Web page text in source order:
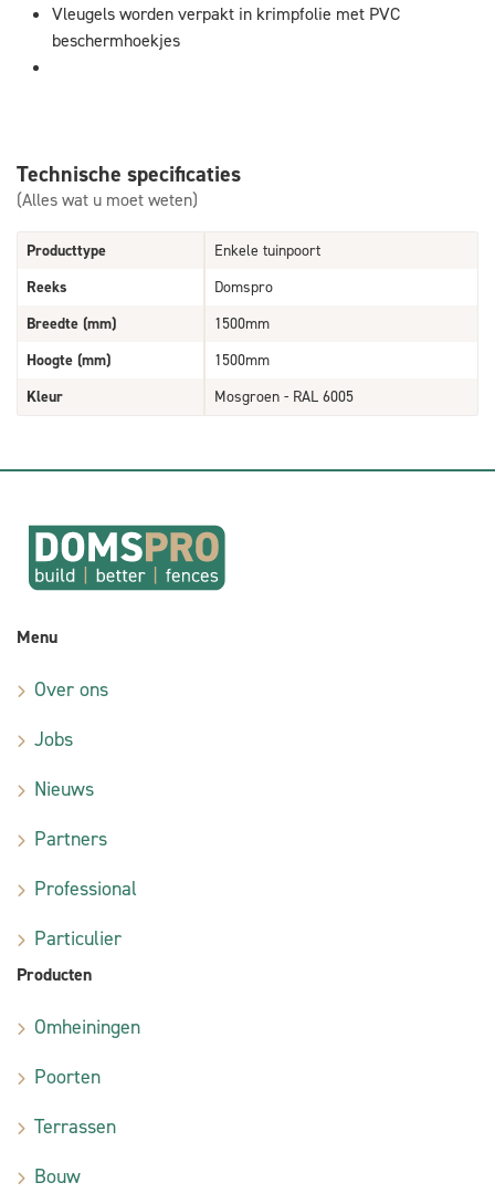
Vleugels worden verpakt in krimpfolie met PVC
beschermhoekjes
Technische specificaties
(Alles wat u moet weten)
Producttype
Enkele tuinpoort
Reeks
Domspro
Breedte (mm)
1500mm
Hoogte (mm)
1500mm
Kleur
Mosgroen - RAL 6005
Menu
Over ons
Jobs
Nieuws
Partners
Professional
Particulier
Producten
Omheiningen
Poorten
Terrassen
Bouw